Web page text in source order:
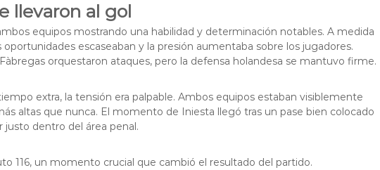
llevaron al gol
equipos mostrando una habilidad y determinación notables. A medida
escaseaban y la presión aumentaba sobre los jugadores.
orquestaron ataques, pero la defensa holandesa se mantuvo firme.
extra, la tensión era palpable. Ambos equipos estaban visiblemente
altas que nunca. El momento de Iniesta llegó tras un pase bien colocado
justo dentro del área penal.
116, un momento crucial que cambió el resultado del partido.